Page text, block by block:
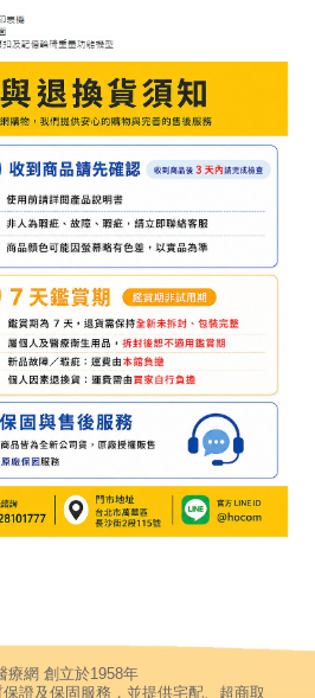
療網 創立於1958年
證及保固服務，並提供宅配、超商取